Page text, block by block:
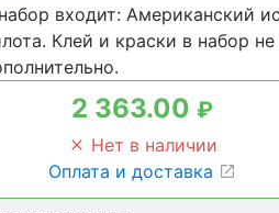
входит: Американский
Клей и краски в набор
2 363.00 ₽
Нет в наличии
Оплата и доставка